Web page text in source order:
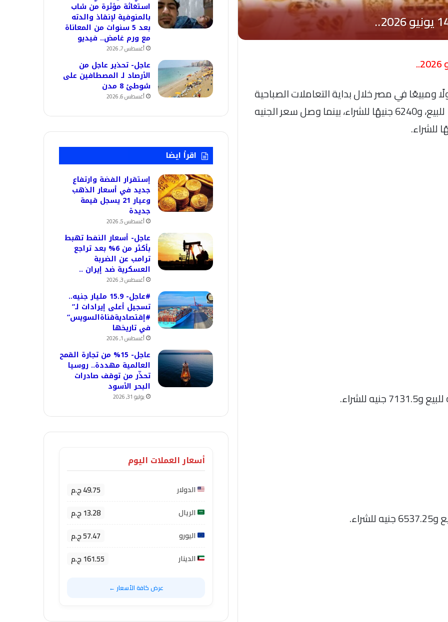
عيار 21 الأكثر تداولًا ومبيعًا في مصر خلال بداية التعاملات الصباحية
اليوم الأحد 14 يونيو 2026 نحو 6290 جنيهًا للبيع، و6240 جنيهًا للشراء، بينما وصل سعر الجنيه
استغاثة مؤثرة من شاب
بالمنوفية لإنقاذ والدته
بعد 5 سنوات من المعاناة
مع ورم غامض.. فيديو
أغسطس 7, 2026
عاجل- تحذير عاجل من
الأرصاد لـ المصطافين على
شوطئ 8 مدن
أغسطس 6, 2026
اقرأ ايضا
إستقرار الفضة وارتفاع
جديد في أسعار الذهب
وعيار 21 يسجل قيمة
جديدة
أغسطس 5, 2026
عاجل- أسعار النفط تهبط
بأكثر من 6% بعد تراجع
ترامب عن الضربة
العسكرية ضد إيران ..
أغسطس 3, 2026
#عاجل- 15.9 مليار جنيه..
تسجيل أعلى إيرادات لـ”
#إقتصاديةقناةالسويس”
في تاريخها
أغسطس 1, 2026
عاجل- 15% من تجارة القمح
العالمية مهددة.. روسيا
تحذّر من توقف صادرات
البحر الأسود
يوليو 31, 2026
أسعار العملات اليوم
الدولار 49.75 ج.م
الريال 13.28 ج.م
اليورو 57.47 ج.م
الدينار 161.55 ج.م
عرض كافة الأسعار ←